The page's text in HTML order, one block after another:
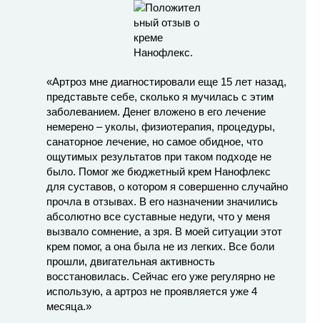
«Артроз мне диагностировали еще 15 лет назад,
представьте себе, сколько я мучилась с этим
заболеванием. Денег вложено в его лечение
немерено – уколы, физиотерапия, процедуры,
санаторное лечение, но самое обидное, что
ощутимых результатов при таком подходе не
было. Помог же бюджетный крем Нанофлекс
для суставов, о котором я совершенно случайно
прочла в отзывах. В его назначении значились
абсолютно все суставные недуги, что у меня
вызвало сомнение, а зря. В моей ситуации этот
крем помог, а она была не из легких. Все боли
прошли, двигательная активность
восстановилась. Сейчас его уже регулярно не
использую, а артроз не проявляется уже 4
месяца.»